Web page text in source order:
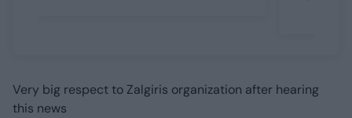
Very big respect to Zalgiris organization after hearing
this news